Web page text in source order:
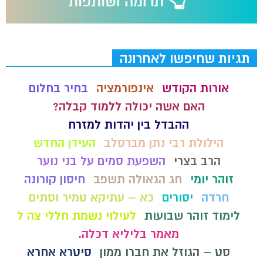
תגיות שחיפשו לאחרונה
אורות הקודש אינפורמציה
בחיר בחלום
האם אשה יכולה ללמוד קבלה?
ההבדל בין יהדות למזרח
הילולת רבי נתן מברסלב
העידן החדש
הרב בצרי
השפעת סמים על בני נוער
זוהר יומי
חג הגאולה תשפב
חיסון קורונה
חרדה
יסורים
כא – עתיקא טמיר וסתים
לימוד זוהר שבועות לעילוי נשמת חללי צה ל
מאמר בליליא דכלה.
סט – הגוזל את חברו ממון
סיטרא אחרא